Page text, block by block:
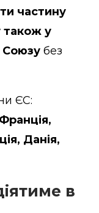
частину
також у
Союзу без
ЄС:
Данія,
в